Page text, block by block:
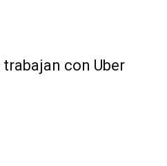
con Uber